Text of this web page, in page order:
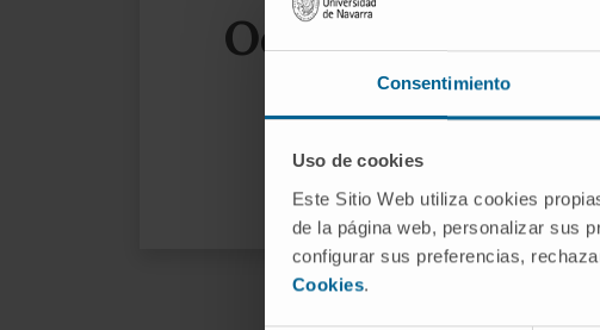
Consentimiento
Uso de cookies
Este Sitio Web utiliza cookies
de la página web, personalizar sus
configurar sus preferencias,
Cookies.
Oops, the page